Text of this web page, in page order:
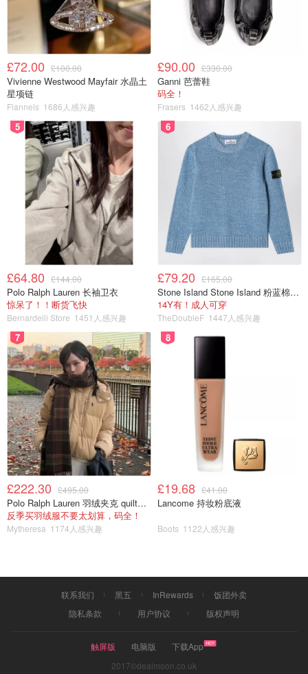
Rob每次不仅是纯教画画，而是旁边会坐着一个小孩子现场
指导孩子如何下笔去画，在什么位置下笔之类的技巧指导，
语速偏慢，很适合孩子们学画画的同时，还能磨耳朵，对提
高孩子的英语听力很有帮助！
iPad画画 爱画画不捣蛋
£72.00 £100.00
Vivienne Westwood Mayfair 水晶土
星项链
Flannels 1686人感兴趣
£90.00 £330.00
Ganni 芭蕾鞋
码全！
Frasers 1462人感兴趣
5
£64.80 £144.00
Polo Ralph Lauren 长袖卫衣
惊呆了！！断货飞快
Bernardelli Store 1451人感兴趣
6
£79.20 £165.00
Stone Island Stone Island 粉蓝棉混纺针织衫
14Y有！成人可穿
TheDoubleF 1447人感兴趣
7
£222.30 £495.00
Polo Ralph Lauren 羽绒夹克 quilted款
反季买羽绒服不要太划算，码全！
Mytheresa 1174人感兴趣
8
£19.68 £41.00
Lancome 持妆粉底液
Boots 1122人感兴趣
联系我们 黑五 InRewards
饭团外卖
隐私条款
用户协议 版权声明
触屏版 电脑版
下载App
2017©dealmoon.co.uk